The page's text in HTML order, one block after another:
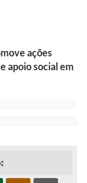
ações
apoio social em